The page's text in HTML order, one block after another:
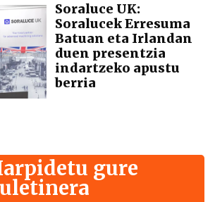
Soraluce UK:
Soralucek Erresuma
Batuan eta Irlandan
duen presentzia
indartzeko apustu
berria
gure